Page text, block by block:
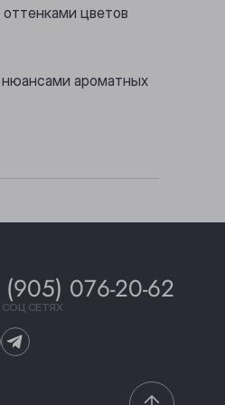
цветов
ароматных
076-20-62
СЕТЯХ